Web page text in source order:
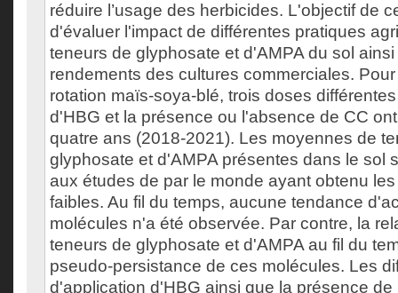
réduire l’usage des herbicides. L'objectif de
d'évaluer l'impact de différentes pratiques
teneurs de glyphosate et d'AMPA du sol
rendements des cultures commerciales.
rotation maïs-soya-blé, trois doses
d'HBG et la présence ou l'absence de CC
quatre ans (2018-2021). Les moyennes de
glyphosate et d'AMPA présentes dans le sol
aux études de par le monde ayant obtenu
faibles. Au fil du temps, aucune tendance
molécules n'a été observée. Par contre, la
teneurs de glyphosate et d'AMPA au fil du
pseudo-persistance de ces molécules. Les
d'application d'HBG ainsi que la présence